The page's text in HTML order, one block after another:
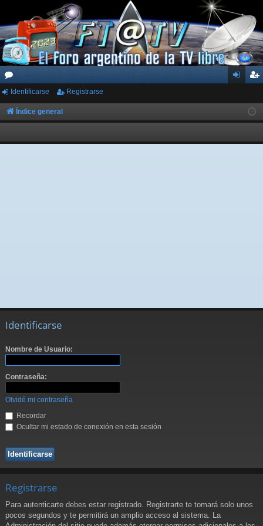
or
os
ar
ist
rs
Identificarse Registrarse
Índice general
Identificarse
Nombre de Usuario:
Contraseña:
Olvidé mi contraseña
Recordar
Ocultar mi estado de conexión en esta sesión
Registrarse
Para autenticarte debes estar registrado. Registrarte te tomará solo unos
pocos segundos y te permitirá un amplio acceso al sistema. La